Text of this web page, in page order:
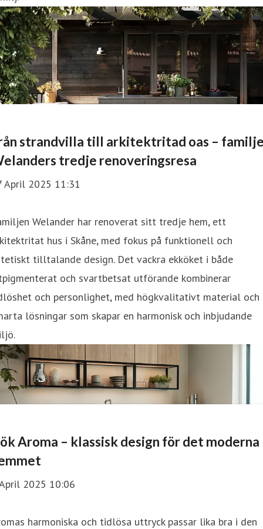
strandvilla till arkitektritad oas –
tredje renoveringsresa
April 2025 11:31
Welander har renoverat sitt tredje hem, ett
hus i Skåne, med fokus på funktionell och
tilltalande design. Det vackra ekköket i både
och svartbetsat utförande kombinerar
och personlighet, med högkvalitativt material och
lösningar som skapar en harmonisk och inbjudande
Aroma – klassisk design för det moderna
2025 10:06
harmoniska och tidlösa uttryck passar lika bra i den